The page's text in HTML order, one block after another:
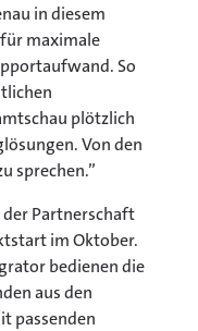
in diesem
für maximale
So
plötzlich
Von den
sprechen.”
Partnerschaft
im Oktober.
bedienen die
aus den
passenden